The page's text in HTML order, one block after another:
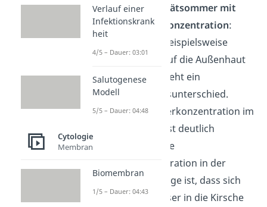
Kirschen im
Spätsommer mit
hoher Zuckerkonzentration:
Trifft Wasser beispielsweise
durch Regen auf die Außenhaut
Kirschen, entsteht ein
Konzentrationsunterschied.
Denn die Zuckerkonzentration im
Regenwasser ist deutlich
niedriger als die
Zuckerkonzentration in der
Kirsche. Die Folge ist, dass sich
das Regenwasser in die Kirsche
Verlauf einer
Infektionskrank
heit
4/5 – Dauer: 03:01
Salutogenese
Modell
5/5 – Dauer: 04:48
Cytologie
Membran
Biomembran
1/5 – Dauer: 04:43